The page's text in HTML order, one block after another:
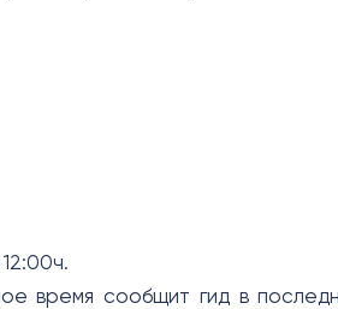
время сообщит гид в